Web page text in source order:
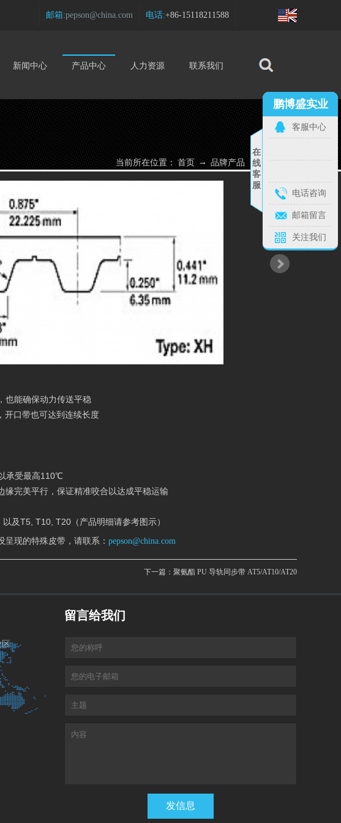
电话:+86-15118211588
邮箱:pepson@china.com
新闻中心 产品中心 人力资源 联系我们
当前所在位置： 首页 → 品牌产品 → 产品详细
也能确保动力传送平稳
开口带也可达到连续长度
承受最高110℃
缘完美平行，保证精准咬合以达成平稳运输
及T5, T10, T20（产品明细请参考图示）
现的特殊皮带，请联系： pepson@china.com
下一篇： 聚氨酯 PU 导轨同步带 AT5/AT10/AT20
区
留言给我们
在
线
客
服
鹏博盛实业
客服中心
电话咨询
邮箱留言
关注我们